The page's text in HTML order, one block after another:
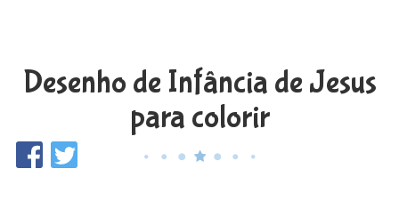
Desenho de Infância de Jesus
para colorir